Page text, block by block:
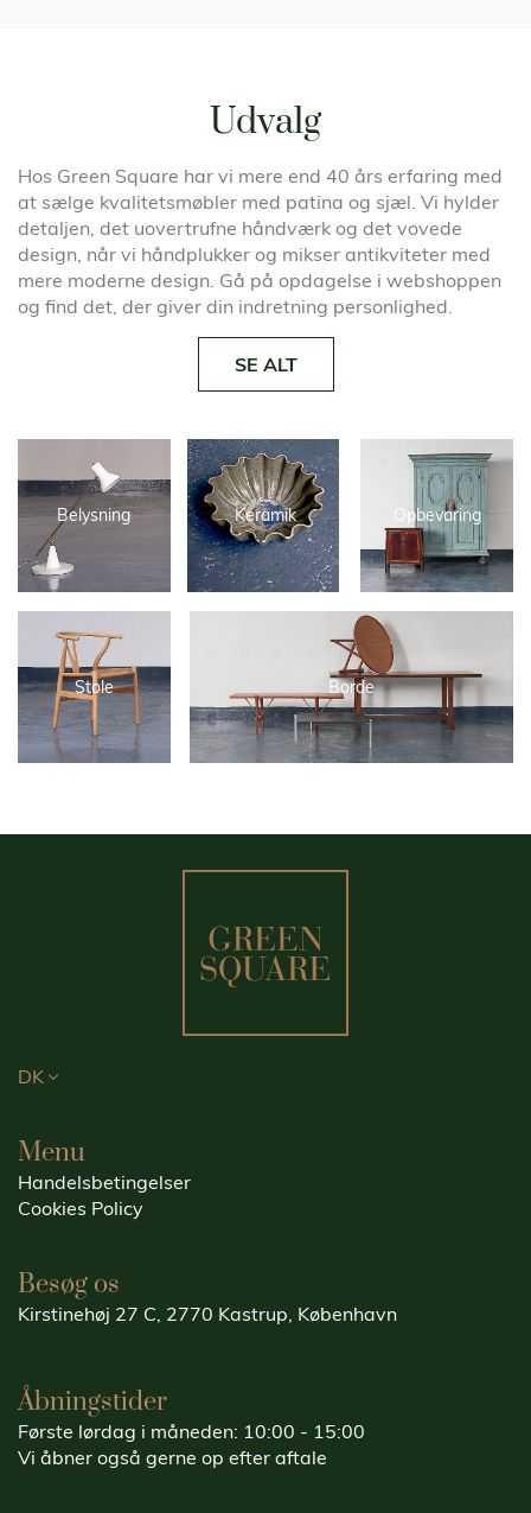
Belysning Keramik Opbevaring
Stole Borde
Udvalg
Hos Green Square har vi mere end 40 års erfaring med
at sælge kvalitetsmøbler med patina og sjæl. Vi hylder
detaljen, det uovertrufne håndværk og det vovede
design, når vi håndplukker og mikser antikviteter med
mere moderne design. Gå på opdagelse i webshoppen
og find det, der giver din indretning personlighed.
SE ALT
DK
Menu
Handelsbetingelser
Cookies Policy
Besøg os
Kirstinehøj 27 C, 2770 Kastrup, København
Åbningstider
Første lørdag i måneden: 10:00 - 15:00
Vi åbner også gerne op efter aftale